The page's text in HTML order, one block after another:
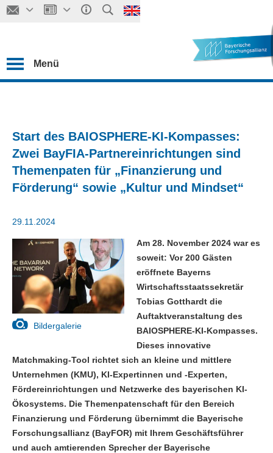
Menü
Start des BAIOSPHERE-KI-Kompasses:
Zwei BayFIA-Partnereinrichtungen sind
Themenpaten für „Finanzierung und
Förderung“ sowie „Kultur und Mindset“
29.11.2024
Bildergalerie
Am 28. November 2024 war es
soweit: Vor 200 Gästen
eröffnete Bayerns
Wirtschaftsstaatssekretär
Tobias Gotthardt die
Auftaktveranstaltung des
BAIOSPHERE-KI-Kompasses.
Dieses innovative
Matchmaking-Tool richtet sich an kleine und mittlere
Unternehmen (KMU), KI-Expertinnen und -Experten,
Fördereinrichtungen und Netzwerke des bayerischen KI-
Ökosystems. Die Themenpatenschaft für den Bereich
Finanzierung und Förderung übernimmt die Bayerische
Forschungsallianz (BayFOR) mit Ihrem Geschäftsführer
und auch amtierenden Sprecher der Bayerische